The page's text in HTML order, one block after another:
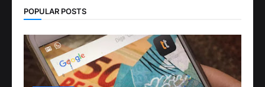
POPULAR POSTS